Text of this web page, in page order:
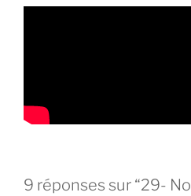
9 réponses sur “29-